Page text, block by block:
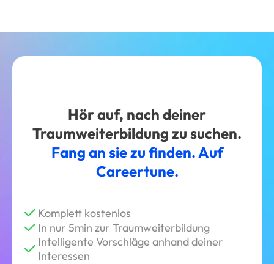
Hör auf, nach deiner
Traumweiterbildung zu suchen.
Fang an sie zu finden. Auf
Careertune.
Komplett kostenlos
In nur 5min zur Traumweiterbildung
Intelligente Vorschläge anhand deiner
Interessen